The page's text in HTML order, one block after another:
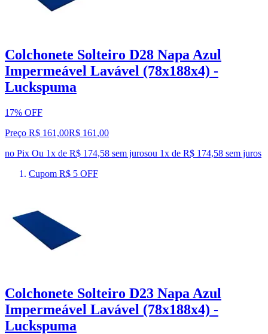
Colchonete Solteiro D28 Napa Azul
Impermeável Lavável (78x188x4) -
Luckspuma
17% OFF
Preço R$ 161,00R$ 161 ,00
no Pix Ou 1x de R$ 174,58 sem jurosou 1x de R$ 174,58 sem juros
Cupom R$ 5 OFF
Colchonete Solteiro D23 Napa Azul
Impermeável Lavável (78x188x4) -
Luckspuma